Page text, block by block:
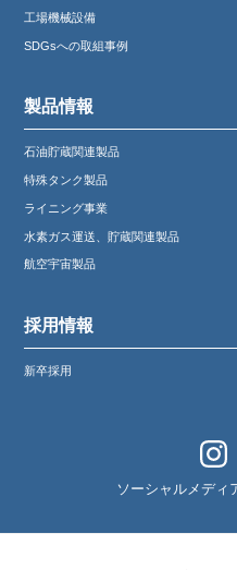
工場機械設備
SDGsへの取組事例
製品情報
石油貯蔵関連製品
特殊タンク製品
ライニング事業
水素ガス運送、貯蔵関連製品
航空宇宙製品
採用情報
新卒採用
ソーシャルメディ